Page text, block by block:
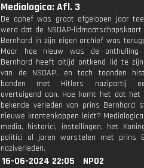
Medialogica: Afl. 3
De ophef was groot afgelopen jaar
werd dat de NSDAP-
Bernhard in zijn eigen archief was
Maar hoe nieuw was de onthulling
Bernhard heeft altijd ontkend lid te
van de NSDAP, en toch toonden
banden met Hitlers nazipartij
overtuigend aan. Hoe komt het dat het
bekende verleden van prins Bernhard
nieuwe krantenkoppen leidt?
media, historici, instellingen, het
politici al jaren worstelen met prins
naziverleden.
16-06-2024 22:05
NPO2